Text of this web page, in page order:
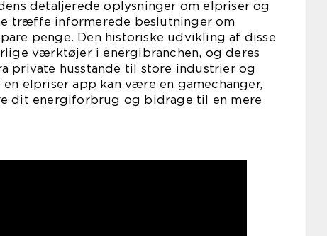
detaljerede oplysninger om elpriser og
træffe informerede beslutninger om
penge. Den historiske udvikling af disse
værktøjer i energibranchen, og deres
private husstande til store industrier og
elpriser app kan være en gamechanger,
dit energiforbrug og bidrage til en mere